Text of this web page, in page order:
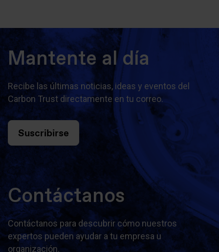
Mantente al día
Recibe las últimas noticias, ideas y eventos del
Carbon Trust directamente en tu correo.
Suscribirse
Contáctanos
Contáctanos para descubrir cómo nuestros
expertos pueden ayudar a tu empresa u
organización.